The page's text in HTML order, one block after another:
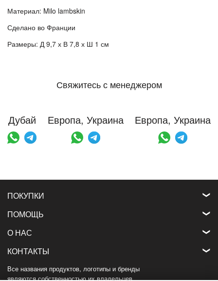
Материал: Milo lambskin
Сделано во Франции
Размеры: Д 9,7 х В 7,8 х Ш 1 см
Свяжитесь с менеджером
Дубай Европа, Украина Европа, Украина
ПОКУПКИ
ПОМОЩЬ
О НАС
КОНТАКТЫ
Все названия продуктов, логотипы и бренды
являются собственностью их владельцев.